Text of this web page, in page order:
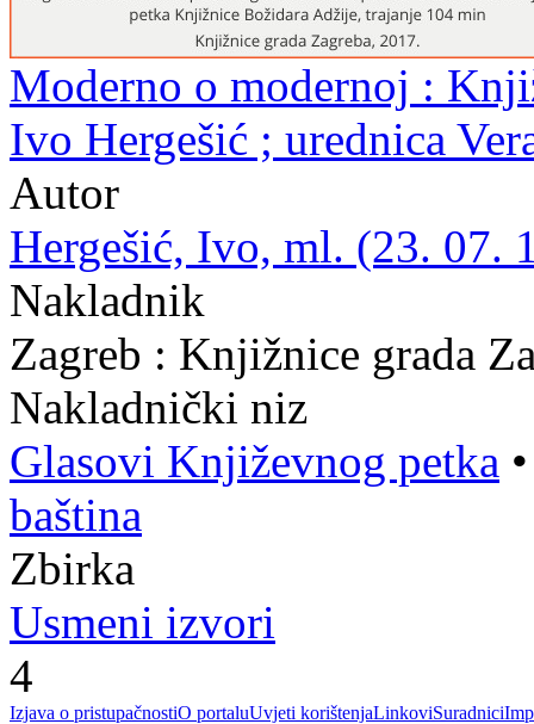
Moderno o modernoj :
Ivo Hergešić ; urednica
Autor
Hergešić, Ivo, ml. (23. 07.
Nakladnik
Zagreb : Knjižnice grada
Nakladnički niz
Glasovi Književnog petka
baština
Zbirka
Usmeni izvori
4
Izjava o pristupačnostiO portaluUvjeti korištenjaLinkoviSuradnici